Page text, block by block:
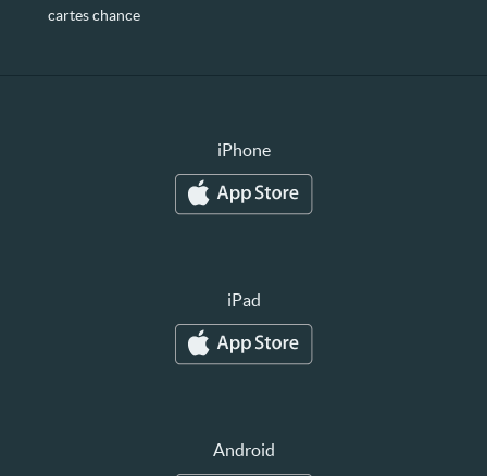
cartes chance
iPhone
iPad
Android